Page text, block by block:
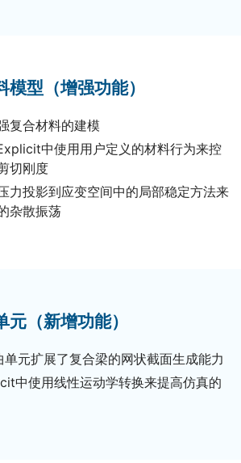
模型（增强功能）
复合材料的建模
中使用用户定义的材料行为来控
切刚度
力投影到应变空间中的局部稳定方法来
杂散振荡
元（新增功能）
元扩展了复合梁的网状截面生成能力
中使用线性运动学转换来提高仿真的